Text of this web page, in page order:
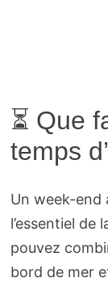
⏳ Que
temps
Un week-end
l’essentiel de
pouvez
bord de mer